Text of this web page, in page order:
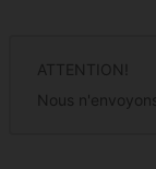
ATTENTION!
Nous